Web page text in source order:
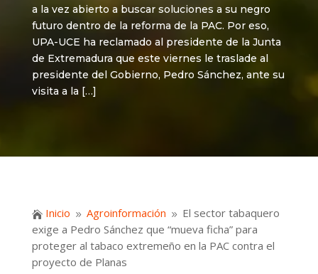
a la vez abierto a buscar soluciones a su negro
futuro dentro de la reforma de la PAC. Por eso,
UPA-UCE ha reclamado al presidente de la Junta
de Extremadura que este viernes le traslade al
presidente del Gobierno, Pedro Sánchez, ante su
visita a la […]
 Inicio 9 Agroinformación 9 El sector tabaquero
exige a Pedro Sánchez que “mueva ficha” para
proteger al tabaco extremeño en la PAC contra el
proyecto de Planas